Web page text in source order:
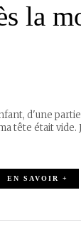
la
d'une
tête était
EN SAVOIR +